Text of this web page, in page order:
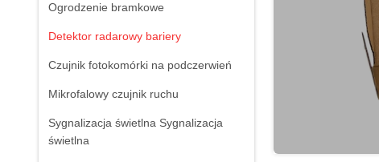
Ogrodzenie bramkowe
Detektor radarowy bariery
Czujnik fotokomórki na podczerwień
Mikrofalowy czujnik ruchu
Sygnalizacja świetlna Sygnalizacja
świetlna